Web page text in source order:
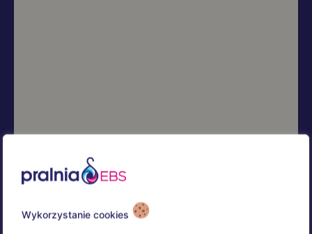
Wykorzystanie cookies